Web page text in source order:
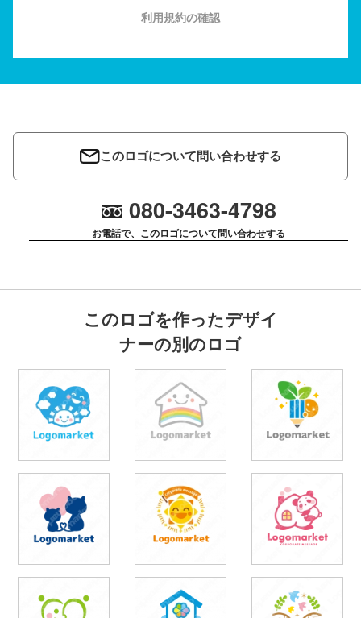
利用規約の確認
このロゴについて問い合わせする
080-3463-4798
お電話で、このロゴについて問い合わせする
このロゴを作ったデザイ
ナーの別のロゴ